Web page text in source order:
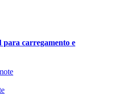
carregamento e